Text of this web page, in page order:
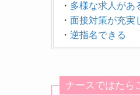
・ 多様な求人があ
・ 面接対策が充実
・ 逆指名できる
ナースではたら